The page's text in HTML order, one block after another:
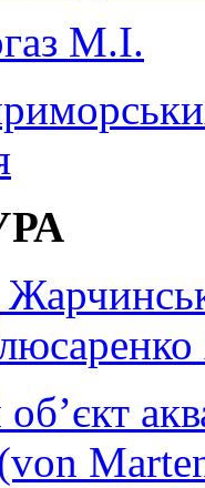
М.І.